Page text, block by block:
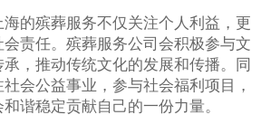
的殡葬服务不仅关注个人利益，更
责任。殡葬服务公司会积极参与文
，推动传统文化的发展和传播。同
会公益事业，参与社会福利项目，
谐稳定贡献自己的一份力量。